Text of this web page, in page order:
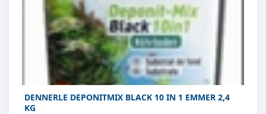
DENNERLE DEPONITMIX BLACK 10 IN 1 EMMER 2,4
KG